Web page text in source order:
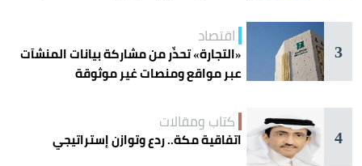
3
اقتصاد
«التجارة» تحذّر من مشاركة بيانات المنشآت
عبر مواقع ومنصات غير موثوقة
4
كتاب ومقالات
اتفاقية مكة.. ردع وتوازن إستراتيجي